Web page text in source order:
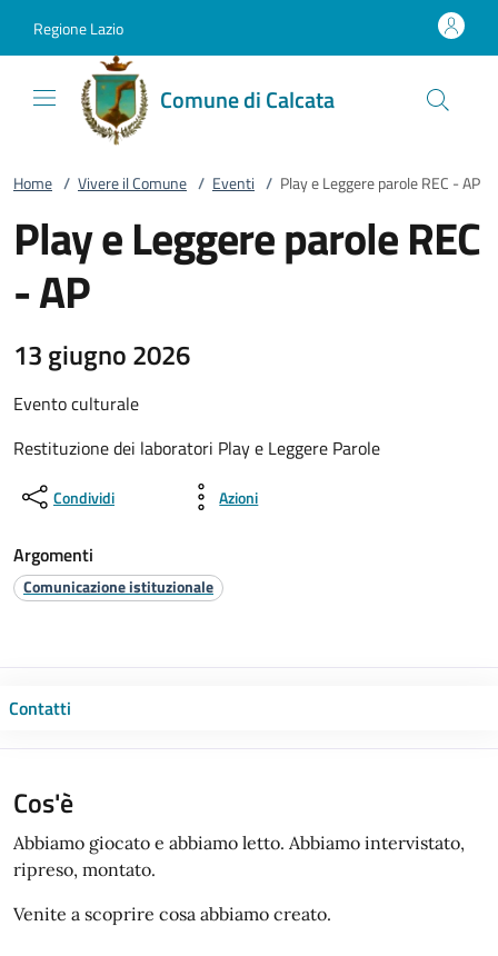
Regione Lazio
Comune di Calcata
Home / Vivere il Comune / Eventi / Play e Leggere parole REC - AP
Play e Leggere parole REC
- AP
13 giugno 2026
Evento culturale
Restituzione dei laboratori Play e Leggere Parole
Condividi Azioni
Argomenti
Comunicazione istituzionale
Contatti
Cos'è
Abbiamo giocato e abbiamo letto. Abbiamo intervistato,
ripreso, montato.
Venite a scoprire cosa abbiamo creato.